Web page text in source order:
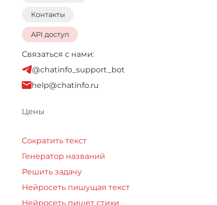
Контакты
API доступ
Связаться с нами:
@chatinfo_support_bot
help@chatinfo.ru
Цены
Сократить текст
Генератор названий
Решить задачу
Нейросеть пишущая текст
Нейросеть пишет стихи